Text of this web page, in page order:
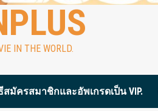
IN THE WORLD.
สมัครสมาชิกและอัพเกรดเป็น VIP.